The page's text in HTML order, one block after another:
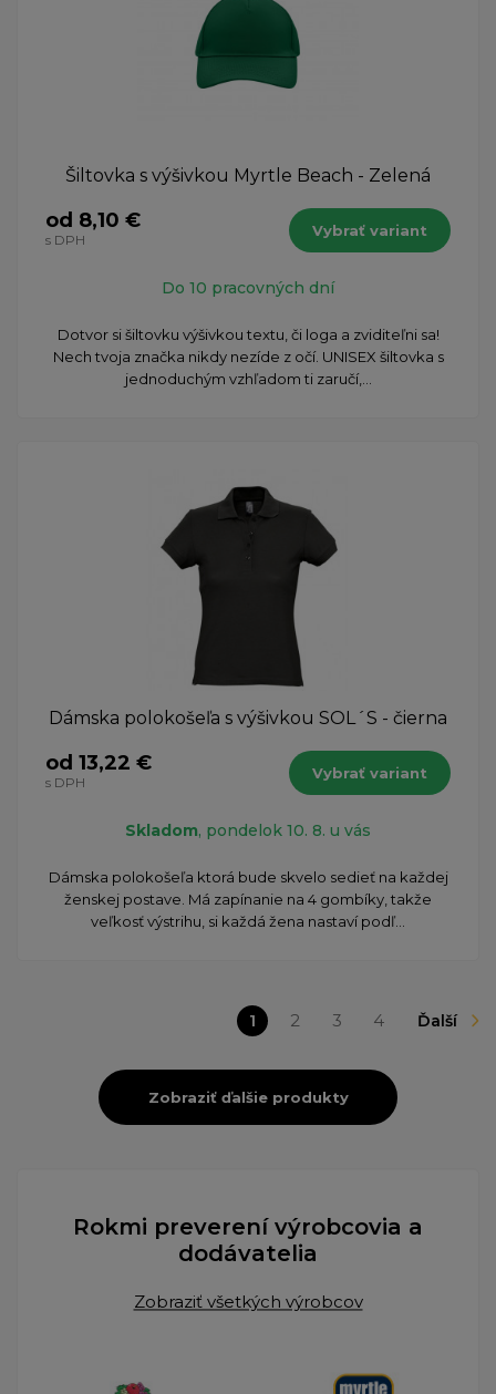
Šiltovka s výšivkou Myrtle Beach - Zelená
od 8,10 €
s DPH
Vybrať variant
Do 10 pracovných dní
Dotvor si šiltovku výšivkou textu, či loga a zviditeľni sa!
Nech tvoja značka nikdy nezíde z očí. UNISEX šiltovka s
jednoduchým vzhľadom ti zaručí,...
Dámska polokošeľa s výšivkou SOL´S - čierna
od 13,22 €
s DPH
Vybrať variant
Skladom, pondelok 10. 8. u vás
Dámska polokošeľa ktorá bude skvelo sedieť na každej
ženskej postave. Má zapínanie na 4 gombíky, takže
veľkosť výstrihu, si každá žena nastaví podľ...
1 2 3 4 Ďalší
Zobraziť ďalšie produkty
Rokmi preverení výrobcovia a
dodávatelia
Zobraziť všetkých výrobcov